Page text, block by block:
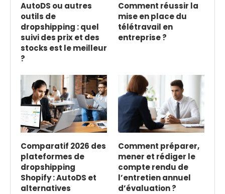
AutoDS ou autres
outils de
dropshipping : quel
suivi des prix et des
stocks est le meilleur
?
Comment réussir la
mise en place du
télétravail en
entreprise ?
Comparatif 2026 des
plateformes de
dropshipping
Shopify : AutoDS et
alternatives
Comment préparer,
mener et rédiger le
compte rendu de
l’entretien annuel
d’évaluation ?